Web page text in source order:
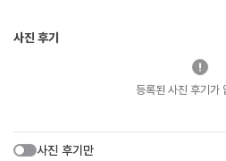
사진 후기
등록된 사진 후기가
사진 후기만